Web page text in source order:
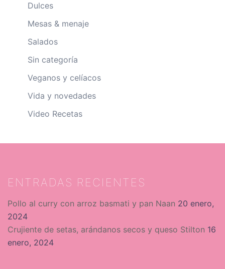
Dulces
Mesas & menaje
Salados
Sin categoría
Veganos y celíacos
Vida y novedades
Video Recetas
ENTRADAS RECIENTES
Pollo al curry con arroz basmati y pan Naan 20 enero,
2024
Crujiente de setas, arándanos secos y queso Stilton 16
enero, 2024